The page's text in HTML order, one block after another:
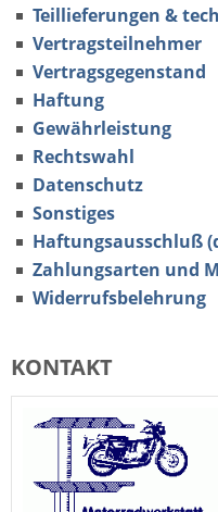
Teillieferungen &
Vertragsteilnehmer
Vertragsgegenstand
Haftung
Gewährleistung
Rechtswahl
Datenschutz
Sonstiges
Haftungsausschluß
Zahlungsarten und
Widerrufsbelehrung
KONTAKT